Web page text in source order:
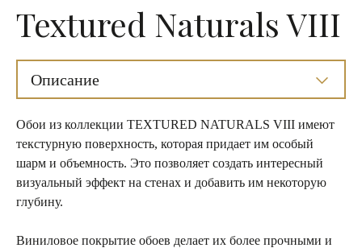
Textured Naturals VIII
Описание
Обои из коллекции TEXTURED NATURALS VIII имеют
текстурную поверхность, которая придает им особый
шарм и объемность. Это позволяет создать интересный
визуальный эффект на стенах и добавить им некоторую
глубину.
Виниловое покрытие обоев делает их более прочными и